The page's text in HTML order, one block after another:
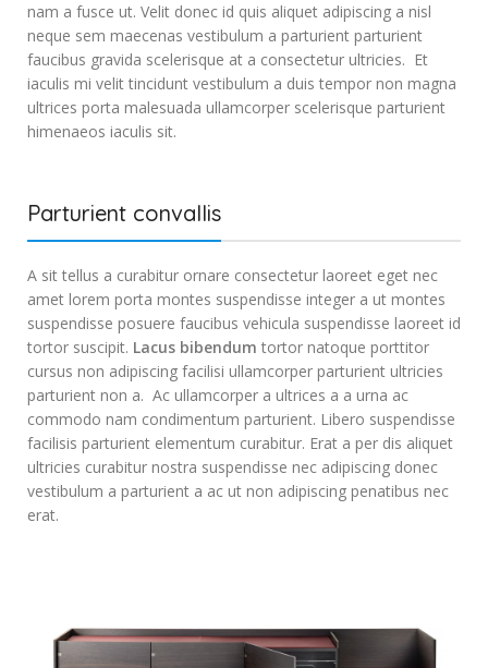
nam a fusce ut. Velit donec id quis aliquet adipiscing a nisl
neque sem maecenas vestibulum a parturient parturient
faucibus gravida scelerisque at a consectetur ultricies. Et
iaculis mi velit tincidunt vestibulum a duis tempor non magna
ultrices porta malesuada ullamcorper scelerisque parturient
himenaeos iaculis sit.
Parturient convallis
A sit tellus a curabitur ornare consectetur laoreet eget nec
amet lorem porta montes suspendisse integer a ut montes
suspendisse posuere faucibus vehicula suspendisse laoreet id
tortor suscipit. Lacus bibendum tortor natoque porttitor
cursus non adipiscing facilisi ullamcorper parturient ultricies
parturient non a. Ac ullamcorper a ultrices a a urna ac
commodo nam condimentum parturient. Libero suspendisse
facilisis parturient elementum curabitur. Erat a per dis aliquet
ultricies curabitur nostra suspendisse nec adipiscing donec
vestibulum a parturient a ac ut non adipiscing penatibus nec
erat.